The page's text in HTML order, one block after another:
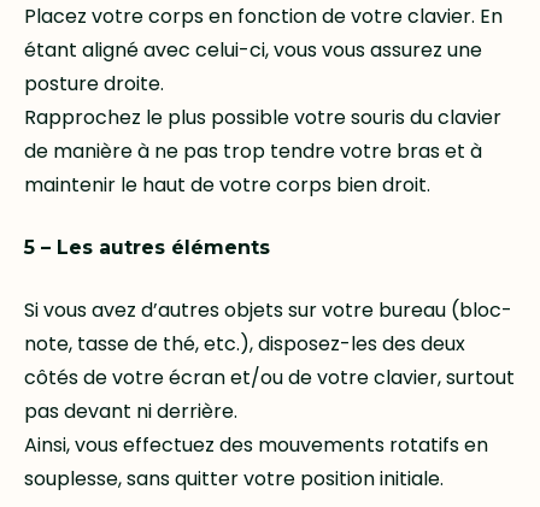
Placez votre corps en fonction de votre clavier. En
étant aligné avec celui-ci, vous vous assurez une
posture droite.
Rapprochez le plus possible votre souris du clavier
de manière à ne pas trop tendre votre bras et à
maintenir le haut de votre corps bien droit.
5 – Les autres éléments
Si vous avez d’autres objets sur votre bureau (bloc-
note, tasse de thé, etc.), disposez-les des deux
côtés de votre écran et/ou de votre clavier, surtout
pas devant ni derrière.
Ainsi, vous effectuez des mouvements rotatifs en
souplesse, sans quitter votre position initiale.